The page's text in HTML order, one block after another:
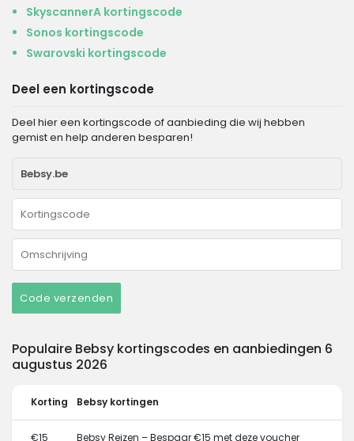
SkyscannerA kortingscode
Sonos kortingscode
Swarovski kortingscode
Deel een kortingscode
Deel hier een kortingscode of aanbieding die wij hebben
gemist en help anderen besparen!
Code verzenden
Populaire Bebsy kortingscodes en aanbiedingen 6
augustus 2026
Korting Bebsy kortingen
€15 Bebsy Reizen – Bespaar €15 met deze voucher